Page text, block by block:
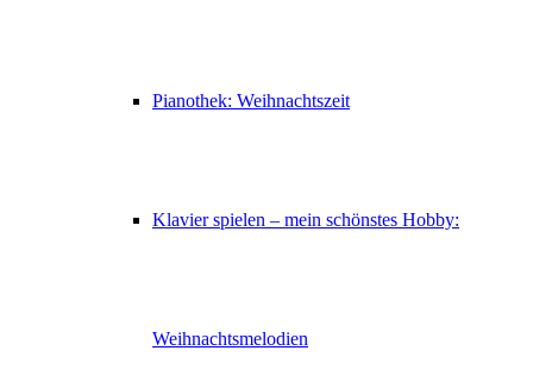
Pianothek: Weihnachtszeit
Klavier spielen – mein schönstes Hobby:
Weihnachtsmelodien